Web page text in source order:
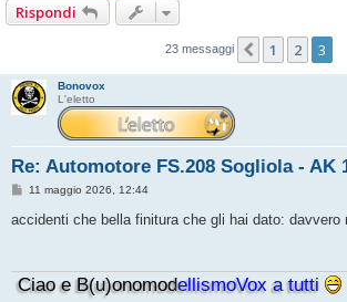
Rispondi
23 messaggi Precedente
1 2 3
Bonovox
L'eletto
Re: Automotore FS.208 Sogliola - AK
M
s
s
i
o
11 maggio 2026, 12:44
accidenti che bella finitura che gli hai dato: davvero
Ciao e B(u)onomodellismoVox a tutti